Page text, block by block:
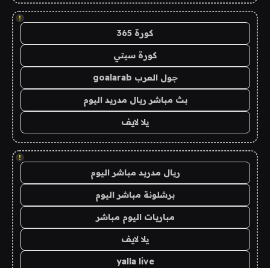
!
كورة 365
كورة سيتي
جول العرب goalarab
بث مباشر ريال مدريد اليوم
يلا لايف
!
ريال مدريد مباشر اليوم
برشلونة مباشر اليوم
مباريات اليوم مباشر
يلا لايف
yalla live